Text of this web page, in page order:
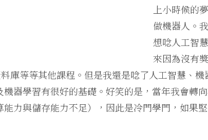
上小時候的
做機器人。
想唸人工智
來因為沒有
庫等等其他課程。但是我還是唸了人工智慧、機
器學習有很好的基礎。好笑的是，當年我會轉
力與儲存能力不足），因此是冷門學門，如果